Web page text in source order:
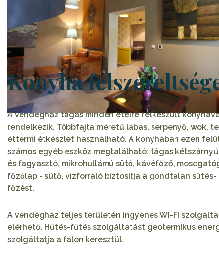
Konyha
A vendégház tágas minden ételre felkészült
rendelkezik. Többfajta méretű lábas, serpenyő, wok,
éttermi étkészlet használható. A konyhában ezen
számos egyéb eszköz megtalálható: tágas
és fagyasztó, mikrohullámú sütő, kávéfőző,
főzőlap - sütő, vízforraló biztosítja a gondtalan sütés-
főzést.
A vendégház teljes területén ingyenes WI-FI
elérhető. Hűtés-fűtés szolgáltatást geotermikus
szolgáltatja a falon keresztül.